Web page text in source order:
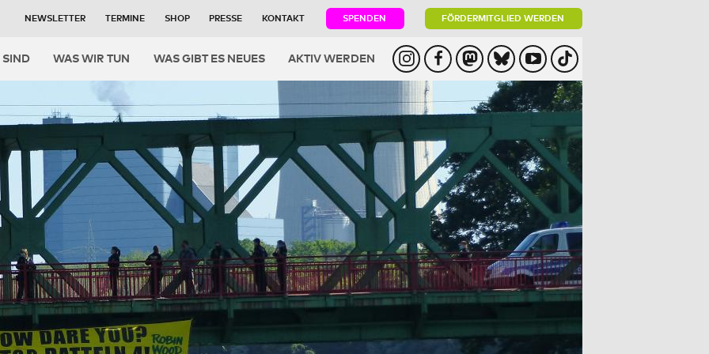
NEWSLETTER TERMINE SHOP PRESSE KONTAKT SPENDEN FÖRDERMITGLIED WERDEN
SIND WAS WIR TUN WAS GIBT ES NEUES AKTIV WERDEN